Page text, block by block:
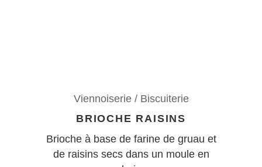
Viennoiserie / Biscuiterie
BRIOCHE RAISINS
Brioche à base de farine de gruau et
de raisins secs dans un moule en